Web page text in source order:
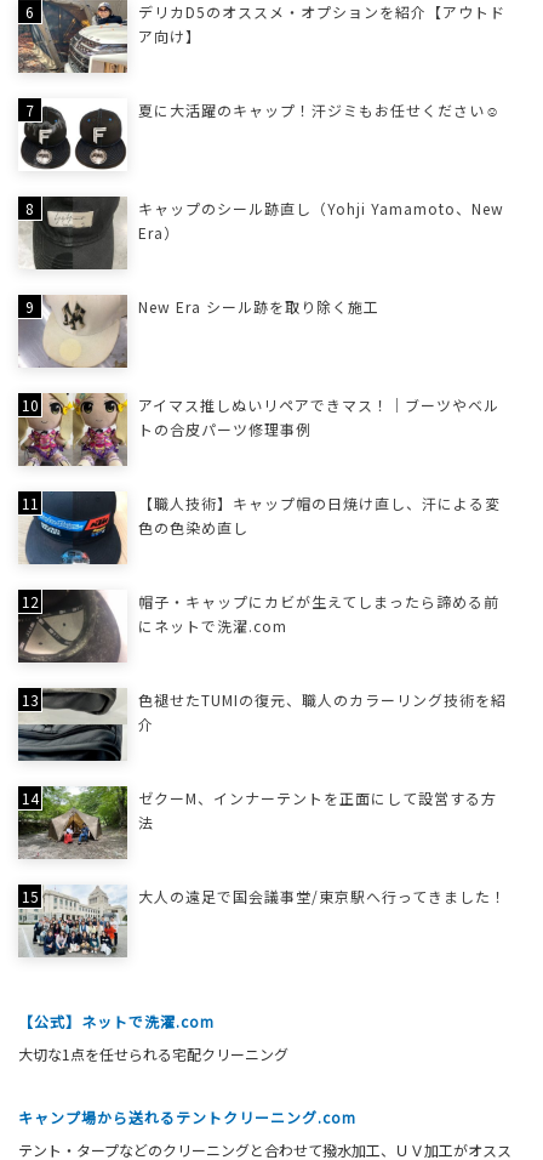
デリカD5のオススメ・オプションを紹介【アウトド
ア向け】
夏に大活躍のキャップ！汗ジミもお任せください☺
キャップのシール跡直し（Yohji Yamamoto、New
Era）
New Era シール跡を取り除く施工
アイマス推しぬいリペアできマス！｜ブーツやベル
トの合皮パーツ修理事例
【職人技術】キャップ帽の日焼け直し、汗による変
色の色染め直し
帽子・キャップにカビが生えてしまったら諦める前
にネットで洗濯.com
色褪せたTUMIの復元、職人のカラーリング技術を紹
介
ゼクーM、インナーテントを正面にして設営する方
法
大人の遠足で国会議事堂/東京駅へ行ってきました！
【公式】ネットで洗濯.com
大切な1点を任せられる宅配クリーニング
キャンプ場から送れるテントクリーニング.com
テント・タープなどのクリーニングと合わせて撥水加工、ＵＶ加工がオスス